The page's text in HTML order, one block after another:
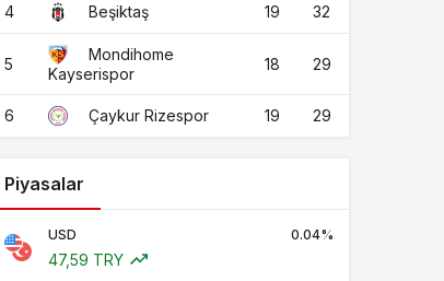
4 Beşiktaş 19 32
5
Mondihome
Kayserispor
18 29
6 Çaykur Rizespor 19 29
Piyasalar
USD 0.04%
47,59 TRY